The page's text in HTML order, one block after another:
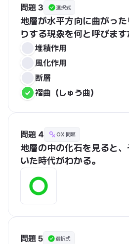
問題 3 選択式
地層が水平方向に曲がっ
りする現象を何と呼びます
堆積作用
風化作用
断層
褶曲（しゅう曲）
問題 4 OX 問題
地層の中の化石を見ると
いた時代がわかる。
問題 5 選択式